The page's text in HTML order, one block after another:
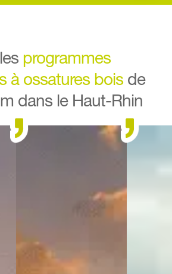
programmes
à ossatures bois de
dans le Haut-Rhin